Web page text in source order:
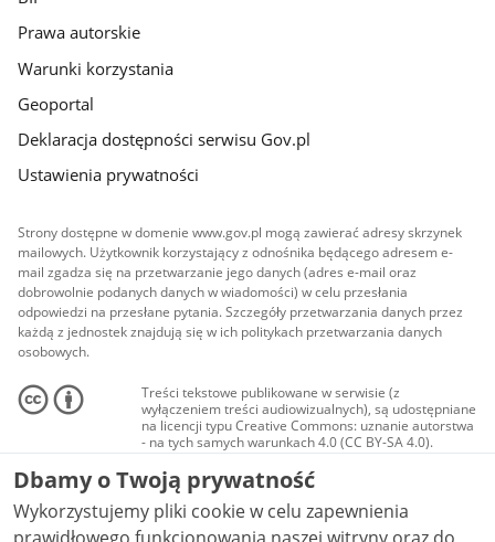
Prawa autorskie
Warunki korzystania
Geoportal
Deklaracja dostępności serwisu Gov.pl
Ustawienia prywatności
Strony dostępne w domenie www.gov.pl mogą zawierać adresy skrzynek
mailowych. Użytkownik korzystający z odnośnika będącego adresem e-
mail zgadza się na przetwarzanie jego danych (adres e-mail oraz
dobrowolnie podanych danych w wiadomości) w celu przesłania
odpowiedzi na przesłane pytania. Szczegóły przetwarzania danych przez
każdą z jednostek znajdują się w ich politykach przetwarzania danych
osobowych.
Treści tekstowe publikowane w serwisie (z
wyłączeniem treści audiowizualnych), są udostępniane
na licencji typu Creative Commons: uznanie autorstwa
- na tych samych warunkach 4.0 (CC BY-SA 4.0).
Materiały audiowizualne, w tym zdjęcia, materiały
audio i wideo, są udostępniane na licencji typu
Creative Commons: uznanie autorstwa użycie
niekomercyjne - bez utworów zależnych 4.0 (CC BY-
NC-ND 4.0), o ile nie jest to stwierdzone inaczej.
Dbamy o Twoją prywatność
Wykorzystujemy pliki cookie w celu zapewnienia